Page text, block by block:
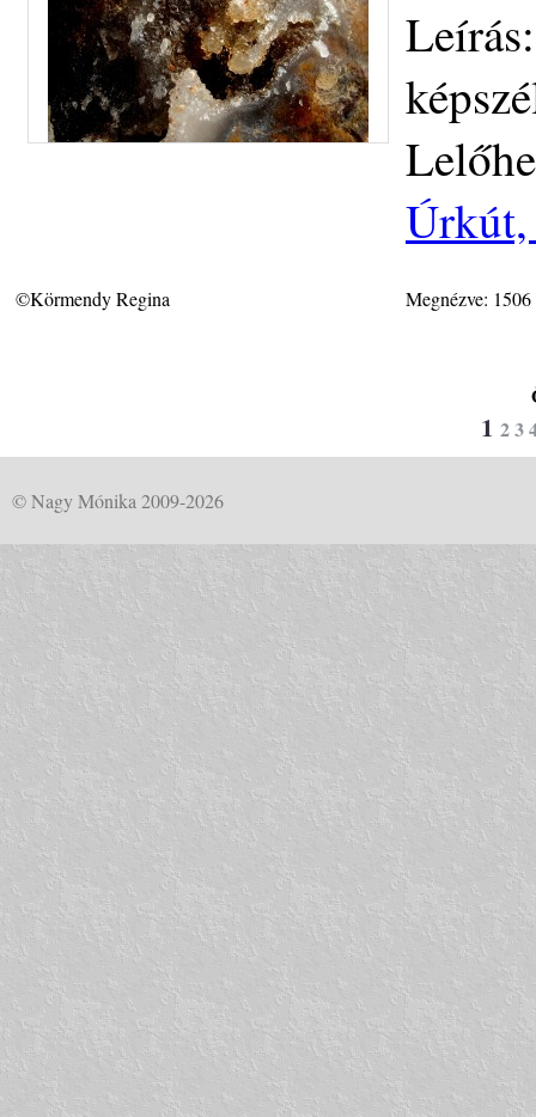
©Körmendy Regina Megnézve:
1 23
© Nagy Mónika 2009-2026